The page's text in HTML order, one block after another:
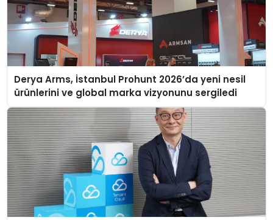
Derya Arms, İstanbul Prohunt 2026’da yeni nesil
ürünlerini ve global marka vizyonunu sergiledi